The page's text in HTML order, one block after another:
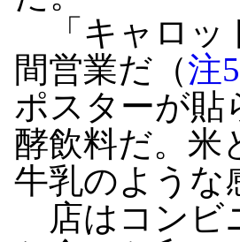
「キャロッ
間営業だ（注5
ポスターが貼
酵飲料だ。米
牛乳のような
店はコンビ